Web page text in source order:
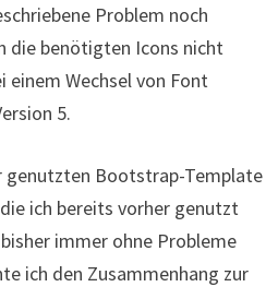
Problem noch
die benötigten Icons nicht
einem Wechsel von Font
5.
genutzten Bootstrap-Template
ich bereits vorher genutzt
immer ohne Probleme
ich den Zusammenhang zur